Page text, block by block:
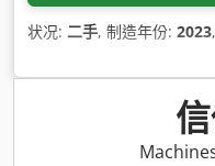
状况: 二手, 制造年份: 2023,